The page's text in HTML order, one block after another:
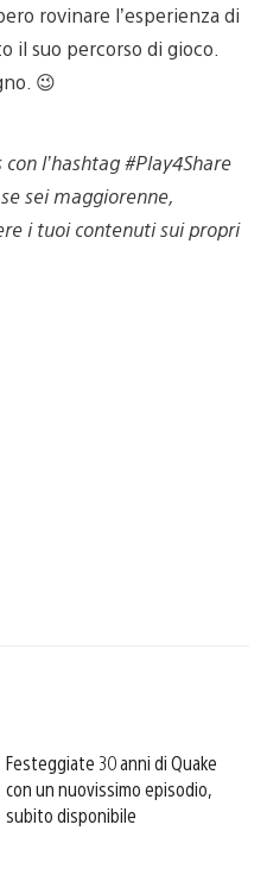
rovinare l’esperienza di
il suo percorso di gioco.
😉
l’hashtag #Play4Share
sei maggiorenne,
i tuoi contenuti sui propri
Festeggiate 30 anni di Quake
con un nuovissimo episodio,
subito disponibile